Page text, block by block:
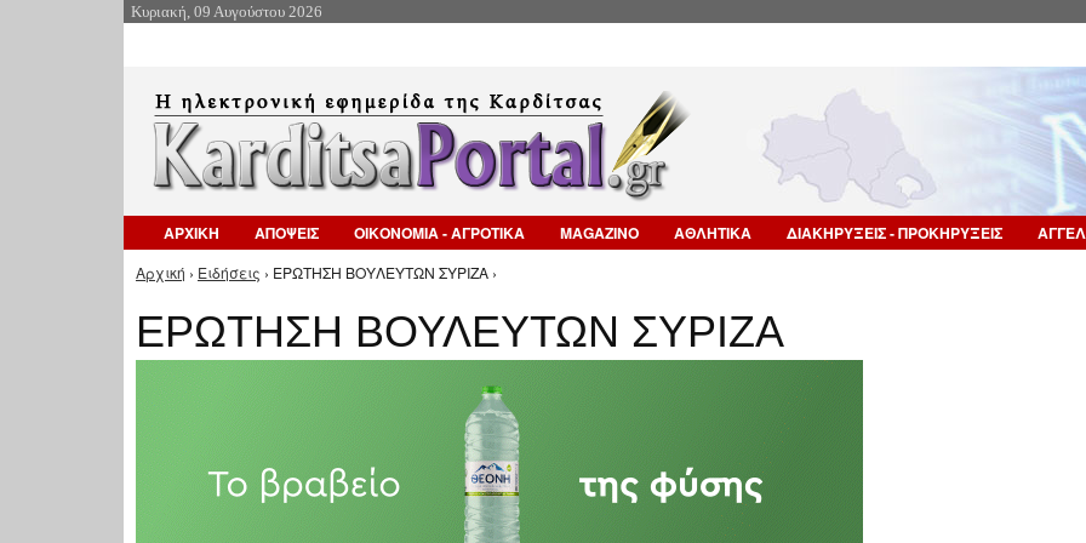
Κυριακή, 09 Αυγούστου 2026
ΑΡΧΙΚΗ ΑΠΟΨΕΙΣ ΟΙΚΟΝΟΜΙΑ - ΑΓΡΟΤΙΚΑ MAGAZINO ΑΘΛΗΤΙΚΑ ΔΙΑΚΗΡΥΞΕΙΣ - ΠΡΟΚΗΡΥΞΕΙΣ
Είστε εδώ
Αρχική › Ειδήσεις › ΕΡΩΤΗΣΗ ΒΟΥΛΕΥΤΩΝ ΣΥΡΙΖΑ ›
ΕΡΩΤΗΣΗ ΒΟΥΛΕΥΤΩΝ ΣΥΡΙΖΑ